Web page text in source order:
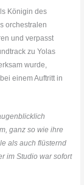
Königin des
orchestralen
und verpasst
zu Yolas
wurde,
einem Auftritt in
ganz so wie ihre
als auch flüsternd
im Studio war sofort